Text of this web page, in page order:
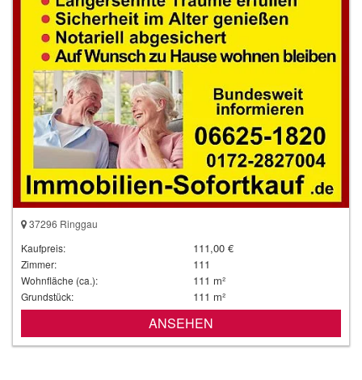
37296 Ringgau
Kaufpreis:
111,00 €
Zimmer: 111
Wohnfläche (ca.): 111 m²
Grundstück: 111 m²
ANSEHEN